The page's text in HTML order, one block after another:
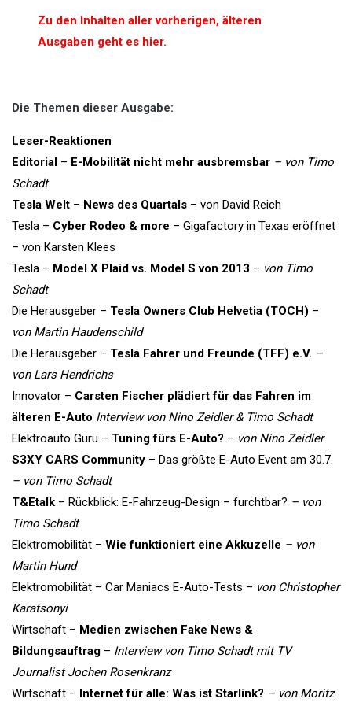
Zu den Inhalten aller vorherigen, älteren
Ausgaben geht es hier.
Die Themen dieser Ausgabe:
Leser-Reaktionen
Editorial – E-Mobilität nicht mehr ausbremsbar – von Timo
Schadt
Tesla Welt – News des Quartals – von David Reich
Tesla – Cyber Rodeo & more – Gigafactory in Texas eröffnet
– von Karsten Klees
Tesla – Model X Plaid vs. Model S von 2013 – von Timo
Schadt
Die Herausgeber – Tesla Owners Club Helvetia (TOCH) –
von Martin Haudenschild
Die Herausgeber – Tesla Fahrer und Freunde (TFF) e.V. –
von Lars Hendrichs
Innovator – Carsten Fischer plädiert für das Fahren im
älteren E-Auto Interview von Nino Zeidler & Timo Schadt
Elektroauto Guru – Tuning fürs E-Auto? – von Nino Zeidler
S3XY CARS Community – Das größte E-Auto Event am 30.7.
– von Timo Schadt
T&Etalk – Rückblick: E-Fahrzeug-Design – furchtbar? – von
Timo Schadt
Elektromobilität – Wie funktioniert eine Akkuzelle – von
Martin Hund
Elektromobilität – Car Maniacs E-Auto-Tests – von Christopher
Karatsonyi
Wirtschaft – Medien zwischen Fake News &
Bildungsauftrag – Interview von Timo Schadt mit TV
Journalist Jochen Rosenkranz
Wirtschaft – Internet für alle: Was ist Starlink? – von Moritz